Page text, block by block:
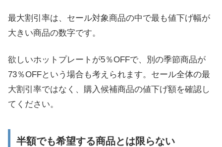
最大割引率は、セール対象商品の中で最も値下げ幅が
大きい商品の数字です。
欲しいホットプレートが5％OFFで、別の季節商品が
73％OFFという場合も考えられます。セール全体の最
大割引率ではなく、購入候補商品の値下げ額を確認し
てください。
半額でも希望する商品とは限らない